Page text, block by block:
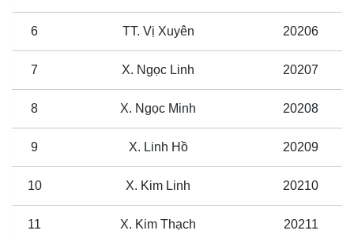
6 TT. Vị Xuyên 20206
7 X. Ngọc Linh 20207
8 X. Ngọc Minh 20208
9 X. Linh Hồ 20209
10 X. Kim Linh 20210
11 X. Kim Thạch 20211